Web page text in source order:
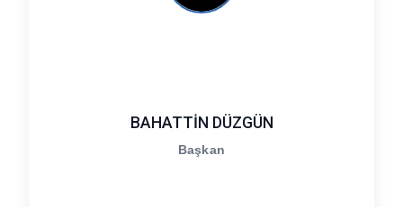
BAHATTİN DÜZGÜN
Başkan